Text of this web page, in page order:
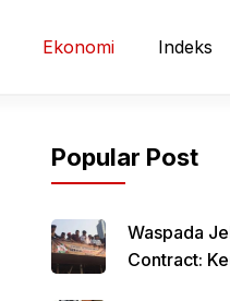
Ekonomi Indeks
Popular Post
Waspada
Contract: Keuntungan